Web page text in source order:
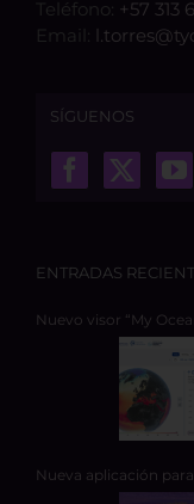
Teléfono: +57 313
Email:
SÍGUENOS
ENTRADAS
Nuevo visor “My
Nueva aplicación